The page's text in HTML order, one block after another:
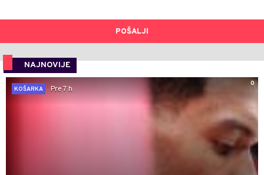
POŠALJI
NAJNOVIJE
0
KOŠARKA
Pre 7 h